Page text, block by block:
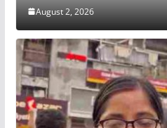
August 2, 2026